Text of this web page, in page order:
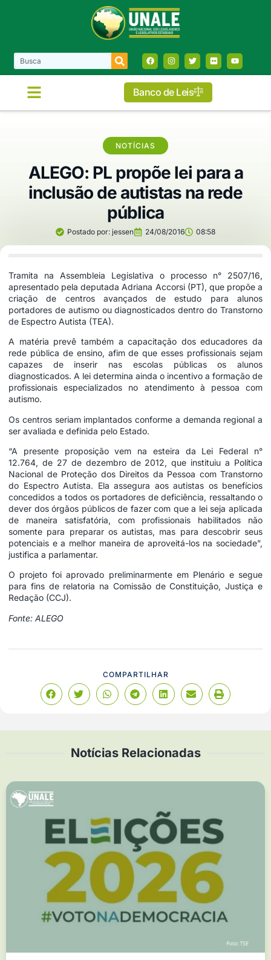
Banco de Leis
NOTÍCIAS
ALEGO: PL propõe lei para a
inclusão de autistas na rede
pública
Postado por: jessen 24/08/2016 08:58
Tramita na Assembleia Legislativa o processo n° 2507/16,
apresentado pela deputada Adriana Accorsi (PT), que propõe a
criação de centros avançados de estudo para alunos
portadores de autismo ou diagnosticados dentro do Transtorno
de Espectro Autista (TEA).
A matéria prevê também a capacitação dos educadores da
rede pública de ensino, afim de que esses profissionais sejam
capazes de inserir nas escolas públicas os alunos
diagnosticados. A lei determina ainda o incentivo a formação de
profissionais especializados no atendimento à pessoa com
autismo.
Os centros seriam implantados conforme a demanda regional a
ser avaliada e definida pelo Estado.
“A presente proposição vem na esteira da Lei Federal n°
12.764, de 27 de dezembro de 2012, que instituiu a Política
Nacional de Proteção dos Direitos da Pessoa com Transtorno
do Espectro Autista. Ela assegura aos autistas os benefícios
concedidos a todos os portadores de deficiência, ressaltando o
dever dos órgãos públicos de fazer com que a lei seja aplicada
de maneira satisfatória, com profissionais habilitados não
somente para preparar os autistas, mas para descobrir seus
potenciais e a melhor maneira de aproveitá-los na sociedade”,
justifica a parlamentar.
O projeto foi aprovado preliminarmente em Plenário e segue
para fins de relatoria na Comissão de Constituição, Justiça e
Redação (CCJ).
Fonte: ALEGO
COMPARTILHAR
Notícias Relacionadas